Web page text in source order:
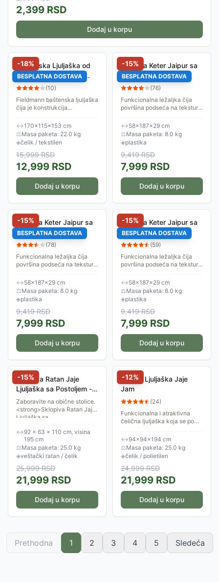
2,399 RSD
Dodaj u korpu
-18%
BESPLATNA DOSTAVA
Baštenska Ljuljaška od
Tekstilena - Nosivost
260 kg Fieldmann
(10)
Fieldmann baštenska ljuljaška
čija je konstrukcija
i naslon su od tekstilena, a
krov je od polietilena 160
gr/m2....
↔170×115×153 cm
⚖Masa paketa: 22.0 kg
◈čelik / tekstilen
15,999RSD
12,999 RSD
Dodaj u korpu
-15%
BESPLATNA DOSTAVA
Ležaljka Keter Jaipur sa
podesivim naslonom
Cappuccino
(76)
Funkcionalna ležaljka čija
površina podseća na teksturu
omogućava sklapanje
ležaljke tako da ima
dimenzije malog...
↔58×187×29 cm
⚖Masa paketa: 8.0 kg
◈plastika
9,419RSD
7,999 RSD
Dodaj u korpu
-15%
BESPLATNA DOSTAVA
Ležaljka Keter Jaipur sa
podesivim naslonom
Graphite (78)
Funkcionalna ležaljka čija
površina podseća na teksturu
omogućava sklapanje
ležaljke tako da ima
dimenzije malog...
↔58×187×29 cm
⚖Masa paketa: 8.0 kg
◈plastika
9,419RSD
7,999 RSD
Dodaj u korpu
-15%
BESPLATNA DOSTAVA
Ležaljka Keter Jaipur sa
podesivim naslonom
Braon
(59)
Funkcionalna ležaljka čija
površina podseća na teksturu
omogućava sklapanje
ležaljke tako da ima
dimenzije malog...
↔58×187×29 cm
⚖Masa paketa: 8.0 kg
◈plastika
9,419RSD
7,999 RSD
Dodaj u korpu
-15%
Sklopiva Ratan Jaje
Ljuljaška sa Postoljem -
Crna
Zaboravite na obične stolice.
<strong>Sklopiva Ratan Jaje
Ljuljaška sa
dizajnirana da pruži
maksimalnu udobnost uz
moderan...
↔92 × 63 × 110 cm, visina
195 cm
⚖Masa paketa: 25.0 kg
◈veštački ratan / čelik
25,999RSD
21,999 RSD
Dodaj u korpu
-12%
Viseća Ljuljaška Jaje
Jam
(24)
Funkcionalna i atraktivna
čelična ljuljaška koja se po
demontirati. Masivno postolje
ove ljuljaške je izrađeno od
plastificiranih...
↔94×94×194 cm
⚖Masa paketa: 25.0 kg
◈čelik / polietilen
24,999RSD
21,999 RSD
Dodaj u korpu
Prethodna 1 2 3 4 5 Sledeća